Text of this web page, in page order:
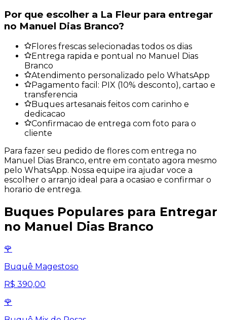
Por que escolher a La Fleur para entregar
no Manuel Dias Branco?
Flores frescas selecionadas todos os dias
Entrega rapida e pontual no Manuel Dias
Branco
Atendimento personalizado pelo WhatsApp
Pagamento facil: PIX (10% desconto), cartao e
transferencia
Buques artesanais feitos com carinho e
dedicacao
Confirmacao de entrega com foto para o
cliente
Para fazer seu pedido de flores com entrega no
Manuel Dias Branco, entre em contato agora mesmo
pelo WhatsApp. Nossa equipe ira ajudar voce a
escolher o arranjo ideal para a ocasiao e confirmar o
horario de entrega.
Buques Populares para Entregar
no Manuel Dias Branco
🌹
Buquê Magestoso
R$ 390,00
🌹